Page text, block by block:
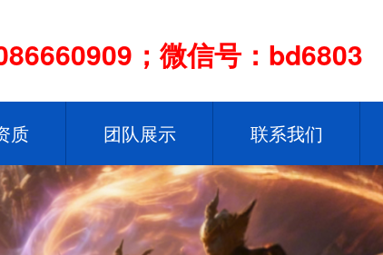
；微信号：bd6803
质 团队展示 联系我们